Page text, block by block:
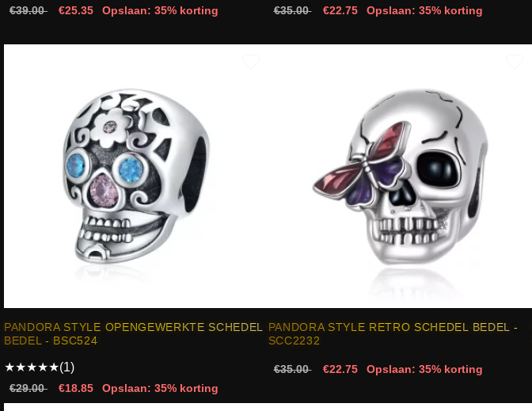
€39.00 €25.35 Opslaan: 35% korting €35.00 €22.75 Opslaan: 35% korting
PANDORA STYLE OPENGEWERKTE SCHEDEL
BEDEL - BSC524
★★★★★(1)
€29.00 €18.85 Opslaan: 35% korting
PANDORA STYLE RETRO SCHEDEL BEDEL -
SCC2232
€35.00 €22.75 Opslaan: 35% korting